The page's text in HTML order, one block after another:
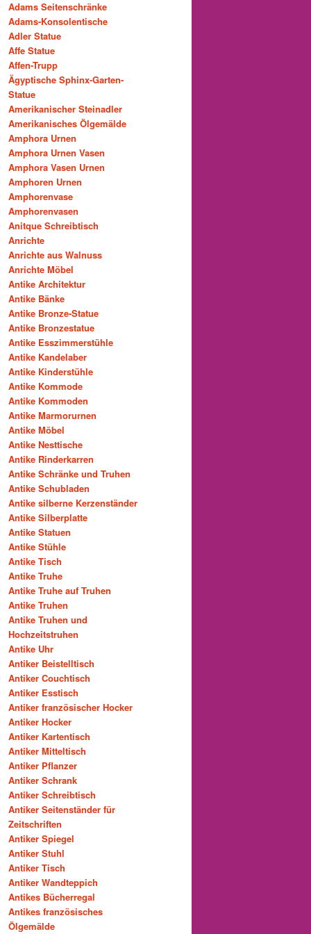
Adams Seitenschränke
Adams-Konsolentische
Adler Statue
Affe Statue
Affen-Trupp
Ägyptische Sphinx-Garten-
Statue
Amerikanischer Steinadler
Amerikanisches Ölgemälde
Amphora Urnen
Amphora Urnen Vasen
Amphora Vasen Urnen
Amphoren Urnen
Amphorenvase
Amphorenvasen
Anitque Schreibtisch
Anrichte
Anrichte aus Walnuss
Anrichte Möbel
Antike Architektur
Antike Bänke
Antike Bronze-Statue
Antike Bronzestatue
Antike Esszimmerstühle
Antike Kandelaber
Antike Kinderstühle
Antike Kommode
Antike Kommoden
Antike Marmorurnen
Antike Möbel
Antike Nesttische
Antike Rinderkarren
Antike Schränke und Truhen
Antike Schubladen
Antike silberne Kerzenständer
Antike Silberplatte
Antike Statuen
Antike Stühle
Antike Tisch
Antike Truhe
Antike Truhe auf Truhen
Antike Truhen
Antike Truhen und
Hochzeitstruhen
Antike Uhr
Antiker Beistelltisch
Antiker Couchtisch
Antiker Esstisch
Antiker französischer Hocker
Antiker Hocker
Antiker Kartentisch
Antiker Mitteltisch
Antiker Pflanzer
Antiker Schrank
Antiker Schreibtisch
Antiker Seitenständer für
Zeitschriften
Antiker Spiegel
Antiker Stuhl
Antiker Tisch
Antiker Wandteppich
Antikes Bücherregal
Antikes französisches
Ölgemälde